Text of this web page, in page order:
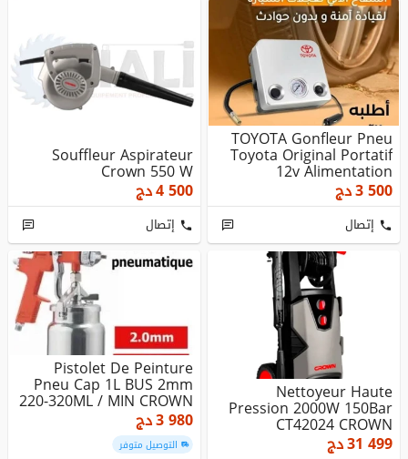
TOYOTA Gonfleur Pneu
Toyota Original Portatif
12v Alimentation
Allume...
3 500دج
إتصال
Souffleur Aspirateur
Crown 550 W
4 500دج
إتصال
Nettoyeur Haute
Pression 2000W 150Bar
CT42024 CROWN
31 499دج
Pistolet De Peinture
Pneu Cap 1L BUS 2mm
220-320ML / MIN CROWN
3 980دج
التوصيل متوفر